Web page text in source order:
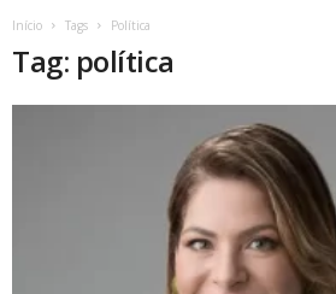
Início Tags Política
Tag: política